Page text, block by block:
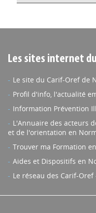
Les sites internet
Le site du Carif-Oref de
Profil d'info, l'actualité
Information Prévention
L'Annuaire des acteurs
et de l'orientation en
Trouver ma Formation
Aides et Dispositifs en
Le réseau des Carif-Oref